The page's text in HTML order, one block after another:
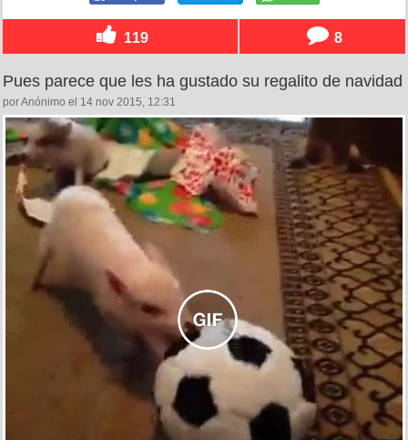
119 8
Pues parece que les ha gustado su regalito de navidad
por Anónimo el 14 nov 2015, 12:31